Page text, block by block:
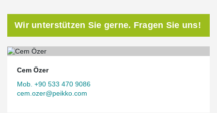
Wir unterstützen Sie gerne. Fragen Sie uns!
Cem Özer
Mob. +90 533 470 9086
cem.ozer@peikko.com